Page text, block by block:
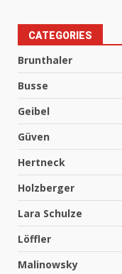
CATEGORIES
Brunthaler
Busse
Geibel
Güven
Hertneck
Holzberger
Lara Schulze
Löffler
Malinowsky